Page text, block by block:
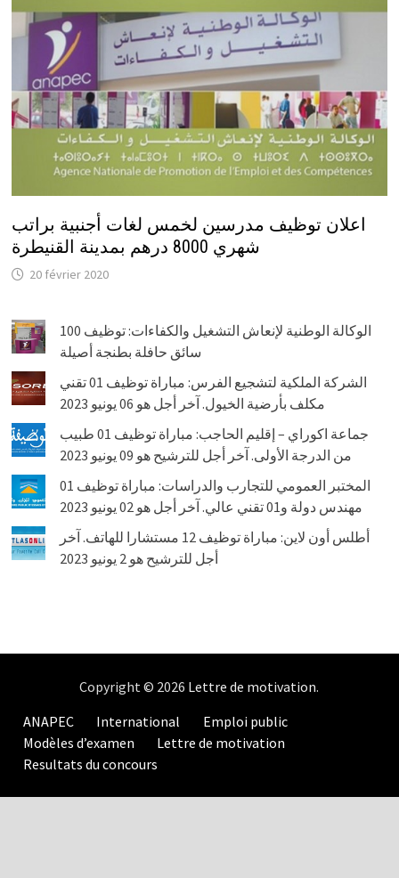
اعلان توظيف مدرسين لخمس لغات أجنبية براتب
شهري 8000 درهم بمدينة القنيطرة
20 février 2020
الوكالة الوطنية لإنعاش التشغيل والكفاءات: توظيف 100
سائق حافلة بطنجة أصيلة
الشركة الملكية لتشجيع الفرس: مباراة توظيف 01 تقني
مكلف بأرضية الخيول. آخر أجل هو 06 يونيو 2023
جماعة اكوراي – إقليم الحاجب: مباراة توظيف 01 طبيب
من الدرجة الأولى. آخر أجل للترشيح هو 09 يونيو 2023
المختبر العمومي للتجارب والدراسات: مباراة توظيف 01
مهندس دولة و01 تقني عالي. آخر أجل هو 02 يونيو 2023
أطلس أون لاين: مباراة توظيف 12 مستشارا للهاتف. آخر
أجل للترشيح هو 2 يونيو 2023
Copyright © 2026 Lettre de motivation.
ANAPEC
International
Emploi public
Modèles d’examen
Lettre de motivation
Resultats du concours